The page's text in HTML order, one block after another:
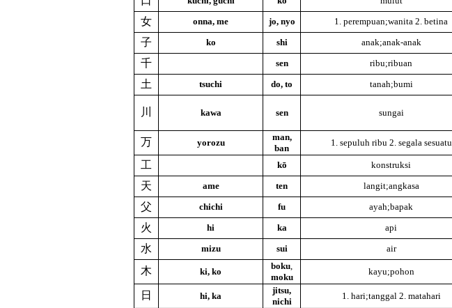
女 onna, me jo, nyo 1. perempuan;wanita 2. betina
子 ko shi anak;anak-anak
千 sen ribu;ribuan
土 tsuchi do, to tanah;bumi
川 kawa sen sungai
万 yorozu
man,
ban
1. sepuluh ribu 2. segala sesuatu
工 kō konstruksi
天 ame ten langit;angkasa
父 chichi fu ayah;bapak
火 hi ka api
水 mizu sui air
木 ki, ko
boku
moku
kayu;pohon
日 hi, ka
jitsu,
nichi
1. hari;tanggal 2. matahari